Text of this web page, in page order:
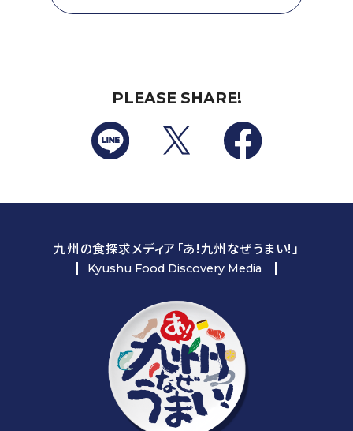
PLEASE SHARE!
九州の食探求メディア「あ!九州なぜうまい!」
Kyushu Food Discovery Media